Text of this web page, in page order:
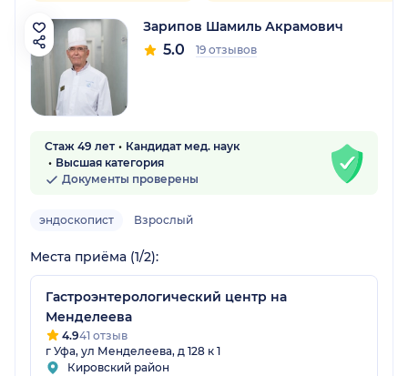
Зарипов Шамиль Акрамович
5.0 19 отзывов
Стаж 49 лет
Кандидат мед. наук
Высшая категория
Документы проверены
эндоскопист Взрослый
Места приёма (1/2):
Гастроэнтерологический центр на
Менделеева
4.941 отзыв
г Уфа, ул Менделеева, д 128 к 1
Кировский район